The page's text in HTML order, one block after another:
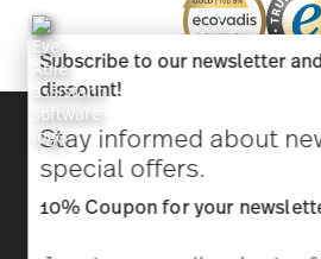
Beauty & functionality for
Homepage General terms and
Subscribe to our newsletter
discount!
Stay informed about
special offers.
10% Coupon for your